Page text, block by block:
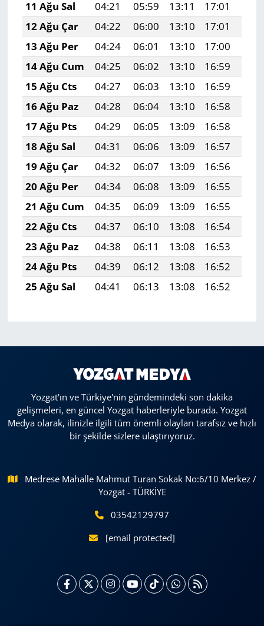
11 Ağu Sal 04:21 05:59 13:11 17:01
12 Ağu Çar
04:22 06:00 13:10 17:01
13 Ağu Per
04:24 06:01 13:10 17:00
14 Ağu Cum
04:25 06:02 13:10 16:59
15 Ağu Cts
04:27 06:03 13:10 16:59
16 Ağu Paz
04:28 06:04 13:10 16:58
17 Ağu Pts
04:29 06:05 13:09 16:58
18 Ağu Sal
04:31 06:06 13:09 16:57
19 Ağu Çar
04:32 06:07 13:09 16:56
20 Ağu Per
04:34 06:08 13:09 16:55
21 Ağu Cum
04:35 06:09 13:09 16:55
22 Ağu Cts
04:37 06:10 13:08 16:54
23 Ağu Paz
04:38 06:11 13:08 16:53
24 Ağu Pts
04:39 06:12 13:08 16:52
25 Ağu Sal
04:41 06:13 13:08 16:52
Yozgat'ın ve Türkiye'nin gündemindeki son dakika
gelişmeleri, en güncel Yozgat haberleriyle burada. Yozgat
Medya olarak, ilinizle ilgili tüm önemli olayları tarafsız ve hızlı
bir şekilde sizlere ulaştırıyoruz.
Medrese Mahalle Mahmut Turan Sokak No:6/10 Merkez /
Yozgat - TÜRKİYE
03542129797
[email protected]